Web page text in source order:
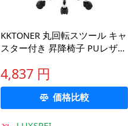
KKTONER 丸回転スツール キャ
スター付き 昇降椅子 PUレザー
ウンターチェア オフィスチェ
ア S サイズ
4,837 円
価格比較